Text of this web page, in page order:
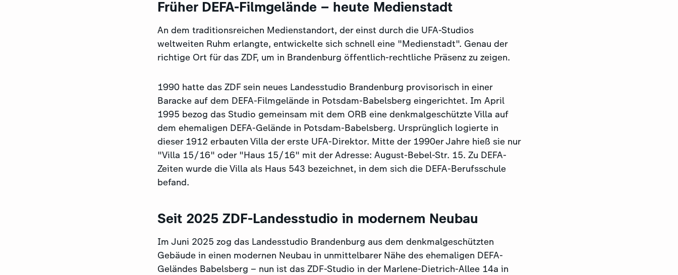
Früher DEFA-Filmgelände – heute Medienstadt
An dem traditionsreichen Medienstandort, der einst durch die UFA-Studios
weltweiten Ruhm erlangte, entwickelte sich schnell eine "Medienstadt". Genau der
richtige Ort für das ZDF, um in Brandenburg öffentlich-rechtliche Präsenz zu zeigen.
1990 hatte das ZDF sein neues Landesstudio Brandenburg provisorisch in einer
Baracke auf dem DEFA-Filmgelände in Potsdam-Babelsberg eingerichtet. Im April
1995 bezog das Studio gemeinsam mit dem ORB eine denkmalgeschützte Villa auf
dem ehemaligen DEFA-Gelände in Potsdam-Babelsberg. Ursprünglich logierte in
dieser 1912 erbauten Villa der erste UFA-Direktor. Mitte der 1990er Jahre hieß sie nur
"Villa 15/16" oder "Haus 15/16" mit der Adresse: August-Bebel-Str. 15. Zu DEFA-
Zeiten wurde die Villa als Haus 543 bezeichnet, in dem sich die DEFA-Berufsschule
befand.
Seit 2025 ZDF-Landesstudio in modernem Neubau
Im Juni 2025 zog das Landesstudio Brandenburg aus dem denkmalgeschützten
Gebäude in einen modernen Neubau in unmittelbarer Nähe des ehemaligen DEFA-
Geländes Babelsberg – nun ist das ZDF-Studio in der Marlene-Dietrich-Allee 14a in